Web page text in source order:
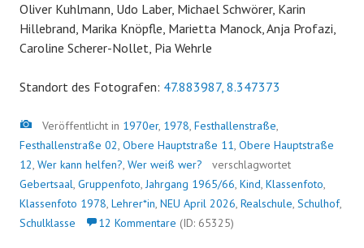
Oliver Kuhlmann, Udo Laber, Michael Schwörer, Karin
Hillebrand, Marika Knöpfle, Marietta Manock, Anja Profazi,
Caroline Scherer-Nollet, Pia Wehrle
Standort des Fotografen: 47.883987, 8.347373
Bild
Veröffentlicht in 1970er, 1978, Festhallenstraße,
Festhallenstraße 02, Obere Hauptstraße 11, Obere Hauptstraße
12, Wer kann helfen?, Wer weiß wer?
verschlagwortet
Gebertsaal, Gruppenfoto,Jahrgang 1965/66, Kind, Klassenfoto,
Klassenfoto 1978, Lehrer*in, NEU April 2026, Realschule, Schulhof,
Schulklasse
12 Kommentare (ID: 65325)